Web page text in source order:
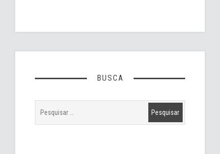
BUSCA